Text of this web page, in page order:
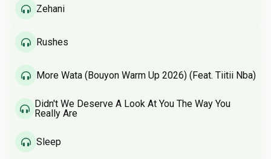
Zehani
Rushes
More Wata (Bouyon Warm Up 2026) (Feat. Tiitii Nba)
Didn't We Deserve A Look At You The Way You
Really Are
Sleep